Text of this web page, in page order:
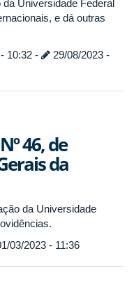
Universidade Federal
e dá outras
10:32 -
29/08/2023 -
46, de
da
da Universidade
03/2023 - 11:36